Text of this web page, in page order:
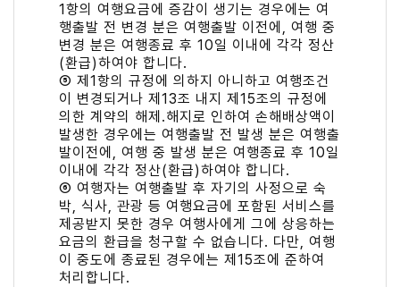
1항의 여행요금에 증감이 생기는 경우에는 여
행출발 전 변경 분은 여행출발 이전에, 여행 중
변경 분은 여행종료 후 10일 이내에 각각 정산
(환급)하여야 합니다.
⑤ 제1항의 규정에 의하지 아니하고 여행조건
이 변경되거나 제13조 내지 제15조의 규정에
의한 계약의 해제․해지로 인하여 손해배상액이
발생한 경우에는 여행출발 전 발생 분은 여행출
발이전에, 여행 중 발생 분은 여행종료 후 10일
이내에 각각 정산(환급)하여야 합니다.
⑥ 여행자는 여행출발 후 자기의 사정으로 숙
박, 식사, 관광 등 여행요금에 포함된 서비스를
제공받지 못한 경우 여행사에게 그에 상응하는
요금의 환급을 청구할 수 없습니다. 다만, 여행
이 중도에 종료된 경우에는 제15조에 준하여
처리합니다.